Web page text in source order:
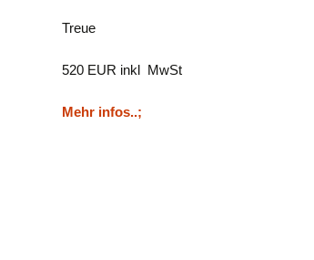
Treue
520 EUR inkl MwSt
Mehr infos..;